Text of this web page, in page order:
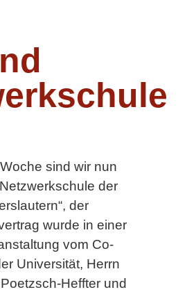
sind wir nun
der
der
wurde in einer
vom Co-
Universität, Herrn
Heffter und